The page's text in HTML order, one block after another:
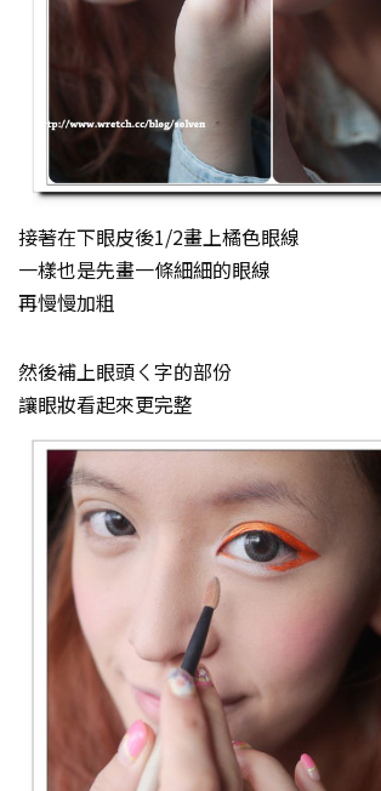
接著在下眼皮後1/2畫上橘色眼線
一樣也是先畫一條細細的眼線
再慢慢加粗
然後補上眼頭ㄑ字的部份
讓眼妝看起來更完整